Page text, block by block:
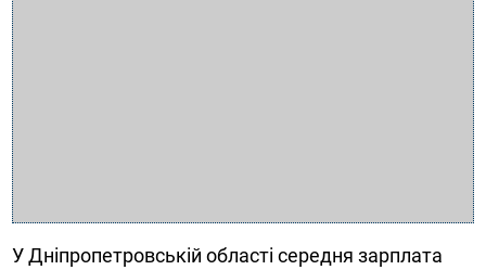
У Дніпропетровській області середня зарплата